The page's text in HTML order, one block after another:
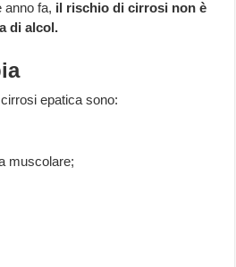
anno fa, il rischio di cirrosi non è
di alcol.
epatica sono:
muscolare;